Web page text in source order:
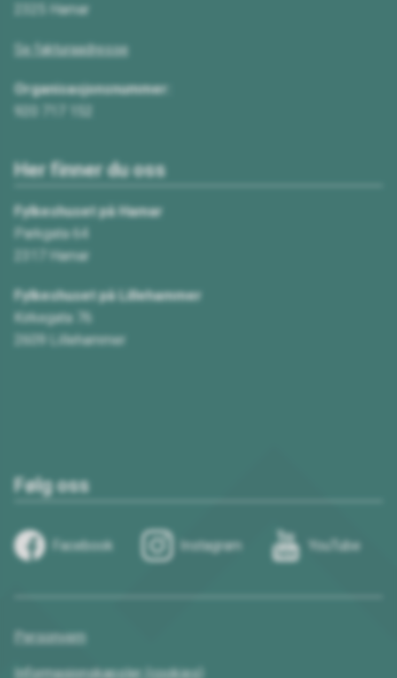
2325 Hamar
Se fakturaadresse
Organisasjonsnummer:
920 717 152
Her finner du oss
Fylkeshuset på Hamar
Parkgata 64
2317 Hamar
Fylkeshuset på Lillehammer
Kirkegata 76
2609 Lillehammer
Følg oss
Facebook Instagram YouTube
Personvern
Informasjonskapsler (cookies)